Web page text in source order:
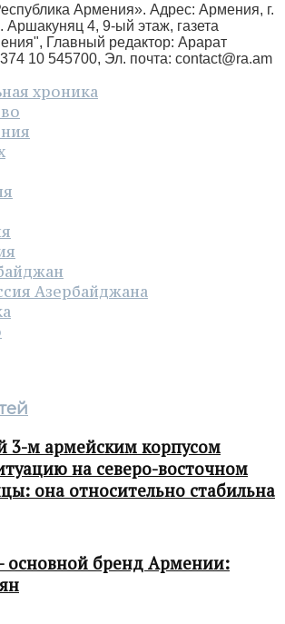
Армения». Адрес: Армения, г.
Аршакуняц 4, 9-ый этаж, газета
Главный редактор: Арарат
10 545700, Эл. почта: contact@ra.am
хроника
Азербайджана
м армейским корпусом
на северо-восточном
она относительно стабильна
основной бренд Армении: